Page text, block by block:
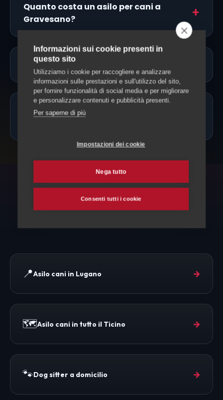
Quanto costa un asilo per cani a
Gravesano?
Servono vaccinazioni o documenti?
Posso portare il cane solo mezza
Altri servizi per il tuo cane
📍Asilo cani in Lugano →
🗺️Asilo cani in tutto il Ticino →
🐾Dog sitter a domicilio →
Informazioni sui cookie presenti in
questo sito
Utilizziamo i cookie per raccogliere e analizzare
informazioni sulle prestazioni e sull'utilizzo del sito,
per fornire funzionalità di social media e per migliorare
e personalizzare contenuti e pubblicità presenti.
Per saperne di più
Impostazioni dei cookie
Nega tutto
Consenti tutti i cookie